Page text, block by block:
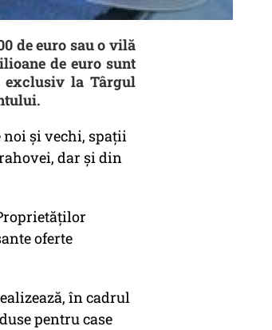
de euro sau o vilă
de euro sunt
exclusiv la Târgul
noi și vechi, spații
dar și din
oferte
în cadrul
pentru case